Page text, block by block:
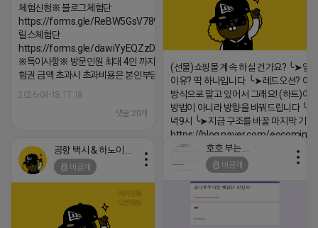
체험신청※ 블로그체험단
https://forms.gle/ReBW5GsV789ur2Pz6
릴스체험단
https://forms.gle/dawiYyEQZzDdqf8W8
※특이사항※ 방문인원 최대 4인 까지 가능 체
험권 금액 초과시 초과비용은 본인부담입니다.
2026-04-18 17:18
댓글:20개
(선물)쇼핑몰 계속 하실 건가요? ╰➤열
이유? 딱 하나입니다. ╰➤레드오션? 아
방식으로 팔고 있어서 그래요! (하트)이
방법이 아니라 방향을 바꿔드립니다
녁9시 ╰➤지금 구조를 바꿀 마지막 기회
https://blog.naver.com/eocomim/
2026-04-18 17:15
비공개
비공개